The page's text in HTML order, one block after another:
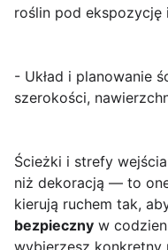
roślin pod ekspozycję
- Układ i planowanie
szerokości,
Ścieżki i strefy
niż dekoracją — to
kierują ruchem tak,
bezpieczny w
wybierzesz konkretny